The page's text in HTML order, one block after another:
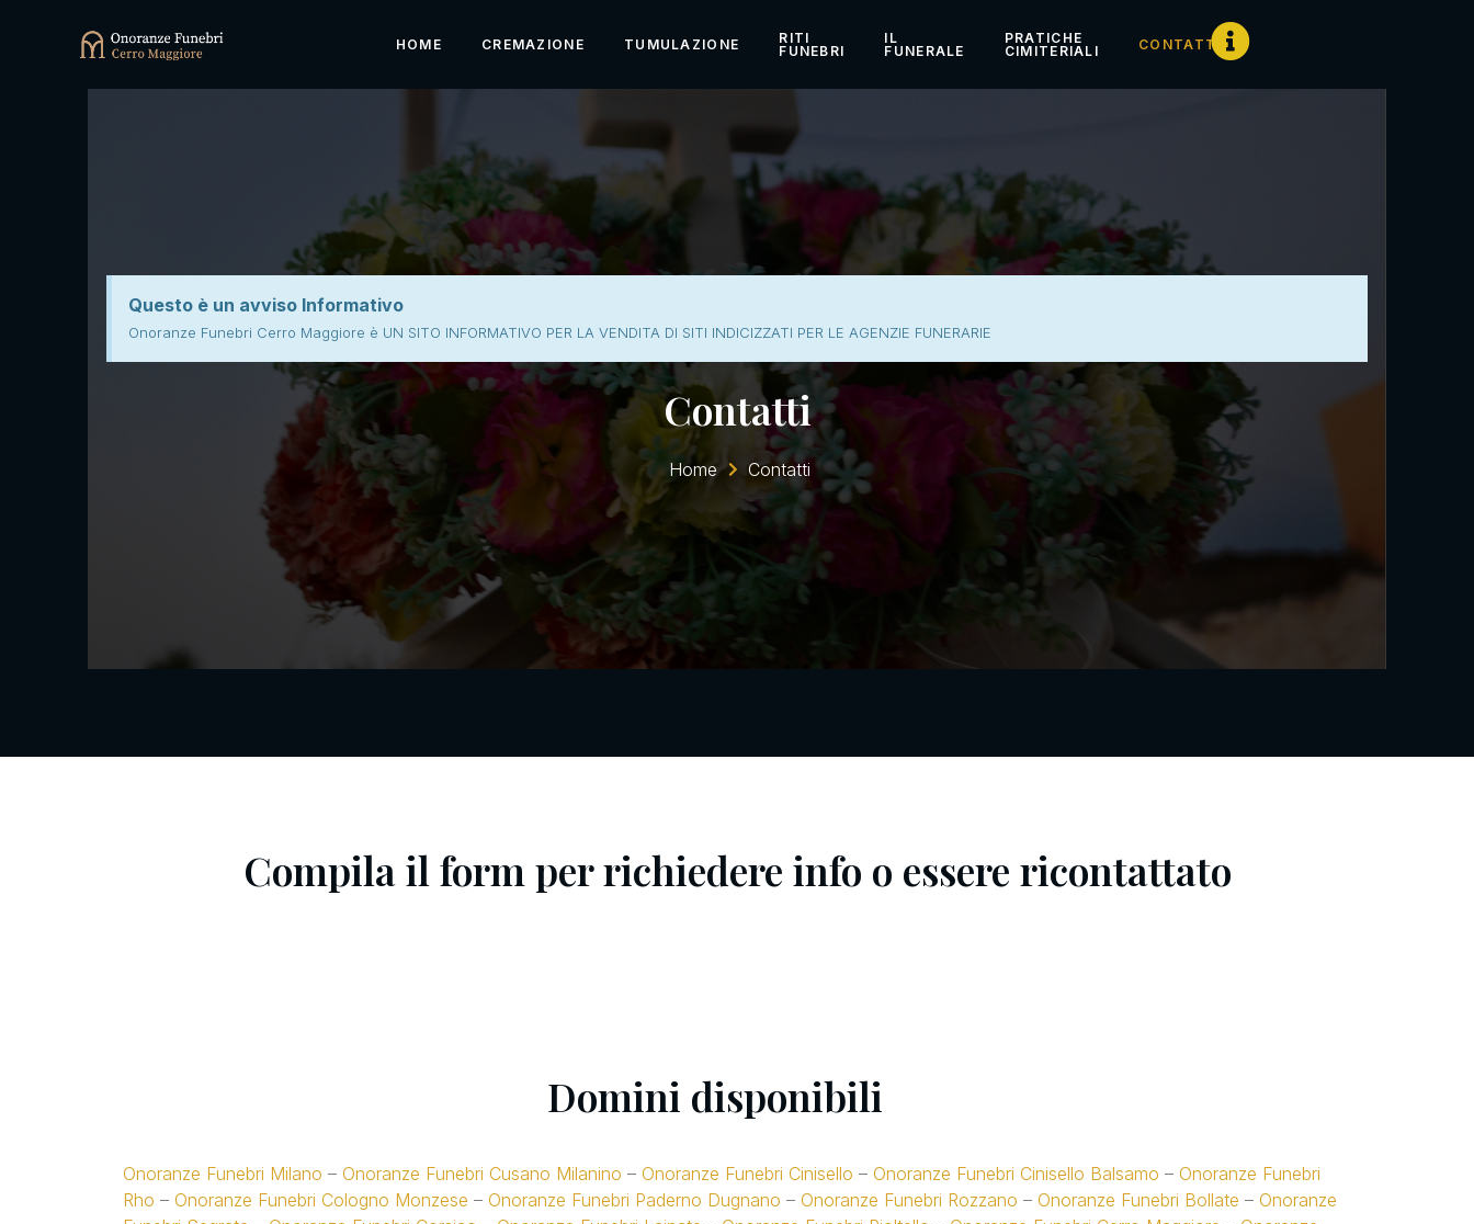
HOME CREMAZIONE TUMULAZIONE
RITI
FUNEBRI
IL
FUNERALE
PRATICHE
CIMITERIALI
CONTATTI
Questo è un avviso Informativo
Onoranze Funebri Cerro Maggiore è UN SITO INFORMATIVO PER LA VENDITA DI SITI INDICIZZATI PER LE AGENZIE FUNERARIE
Contatti
Home Contatti
Compila il form per richiedere info o essere ricontattato
Domini disponibili
Onoranze Funebri Milano – Onoranze Funebri Cusano Milanino – Onoranze Funebri Cinisello – Onoranze Funebri Cinisello Balsamo – Onoranze Funebri
Rho – Onoranze Funebri Cologno Monzese – Onoranze Funebri Paderno Dugnano – Onoranze Funebri Rozzano – Onoranze Funebri Bollate – Onoranze